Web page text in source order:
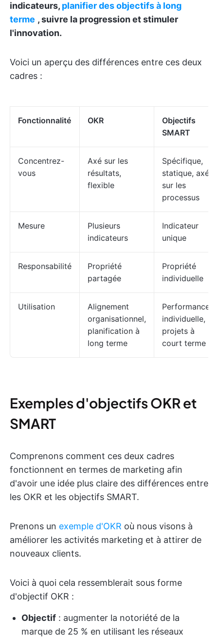
indicateurs, planifier des objectifs à long
terme , suivre la progression et stimuler
l'innovation.
Voici un aperçu des différences entre ces deux
cadres :
Fonctionnalité OKR
Objectifs
SMART
Concentrez-
vous
Axé sur les
résultats,
flexible
Spécifique,
statique, axé
sur les
processus
Mesure
Plusieurs
indicateurs
Indicateur
unique
Responsabilité
Propriété
partagée
Propriété
individuelle
Utilisation
Alignement
organisationnel,
planification à
long terme
Performance
individuelle,
projets à
court terme
Exemples d'objectifs OKR et
SMART
Comprenons comment ces deux cadres
fonctionnent en termes de marketing afin
d'avoir une idée plus claire des différences entre
les OKR et les objectifs SMART.
Prenons un exemple d'OKR où nous visons à
améliorer les activités marketing et à attirer de
nouveaux clients.
Voici à quoi cela ressemblerait sous forme
d'objectif OKR :
Objectif : augmenter la notoriété de la
marque de 25 % en utilisant les réseaux